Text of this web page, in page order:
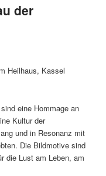
der
Heilhaus, Kassel
eine Hommage an
Kultur der
und in Resonanz mit
Die Bildmotive sind
die Lust am Leben, am